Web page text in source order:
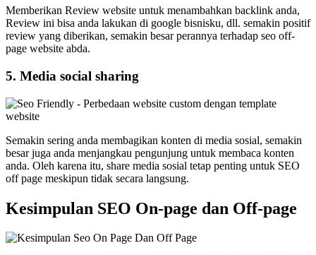
Memberikan Review website untuk menambahkan backlink anda,
Review ini bisa anda lakukan di google bisnisku, dll. semakin positif
review yang diberikan, semakin besar perannya terhadap seo off-
page website abda.
5. Media social sharing
Semakin sering anda membagikan konten di media sosial, semakin
besar juga anda menjangkau pengunjung untuk membaca konten
anda. Oleh karena itu, share media sosial tetap penting untuk SEO
off page meskipun tidak secara langsung.
Kesimpulan SEO On-page dan Off-page